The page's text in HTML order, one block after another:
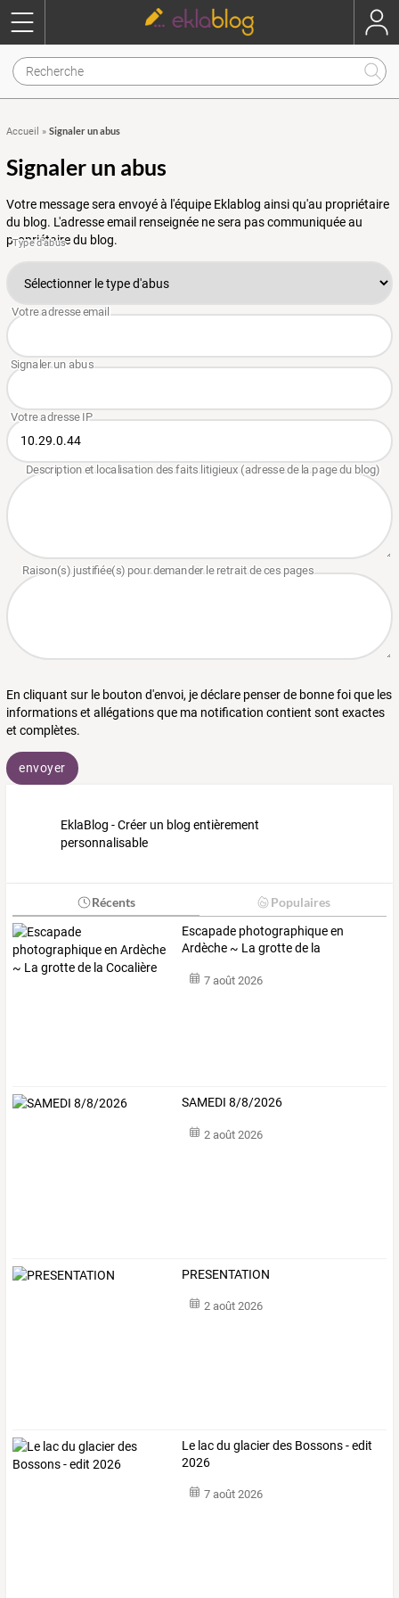
Accueil » Signaler un abus
Signaler un abus
Votre message sera envoyé à l'équipe Eklablog ainsi qu'au propriétaire
du blog. L'adresse email renseignée ne sera pas communiquée au
propriétaire du blog.
En cliquant sur le bouton d'envoi, je déclare penser de bonne foi que les
informations et allégations que ma notification contient sont exactes
et complètes.
envoyer
EklaBlog - Créer un blog entièrement
personnalisable
Récents Populaires
Escapade photographique en
Ardèche ~ La grotte de la
7 août 2026
SAMEDI 8/8/2026
2 août 2026
PRESENTATION
2 août 2026
Le lac du glacier des Bossons - edit
2026
7 août 2026